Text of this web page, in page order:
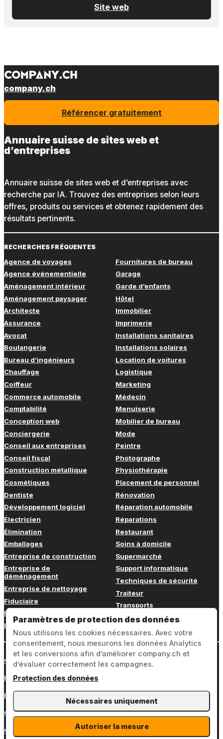
Site web
company.ch
Référencer gratuitement
Annuaire suisse de sites web et
d’entreprises
Annuaire suisse de sites web et d’entreprises avec
recherche par IA. Trouvez des entreprises selon leurs
offres, produits ou services et obtenez rapidement des
résultats pertinents.
RECHERCHES FRÉQUENTES
Agence de voyages
Agence événementielle
Aménagement intérieur
Aménagement paysager
Architecte
Assurance
Avocat
Boulangerie
Bureau d’ingénieurs
Chauffage
Coiffeur
Commerce automobile
Comptabilité
Conception web
Conciergerie
Conseil aux entreprises
Conseil fiscal
Construction métallique
Cosmétiques
Dentiste
Développement logiciel
Électricien
Élimination
Emballages
Entreprise de construction
Entreprise de
déménagement
Entreprise de nettoyage
Fiduciaire
Fitness
Formation continue
Fournitures de bureau
Garage
Garde d’enfants
Hôtel
Immobilier
Imprimerie
Installations sanitaires
Installations solaires
Location de voitures
Logistique
Marketing
Médecin
Menuiserie
Mobilier de bureau
Mode
Peintre
Photographe
Physiothérapie
Placement de personnel
Rénovation
Réparation automobile
Réparations
Restaurant
Soins à domicile
Supermarché
Support informatique
Techniques de sécurité
Traiteur
Transports
Vétérinaire
Connexion
Mentions légales
Protection des données
CGV
Contact
Paramètres de protection des données
Nous utilisons les cookies nécessaires. Avec votre
consentement, nous mesurons les données Analytics
et les conversions afin d’améliorer company.ch et
d’évaluer correctement les campagnes.
Protection des données
Nécessaires uniquement
Autoriser la mesure